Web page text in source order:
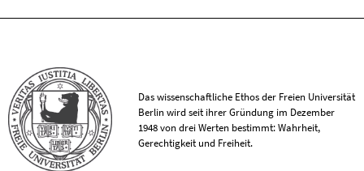
Das wissenschaftliche Ethos der Freien Universität
Berlin wird seit ihrer Gründung im Dezember
1948 von drei Werten bestimmt: Wahrheit,
Gerechtigkeit und Freiheit.